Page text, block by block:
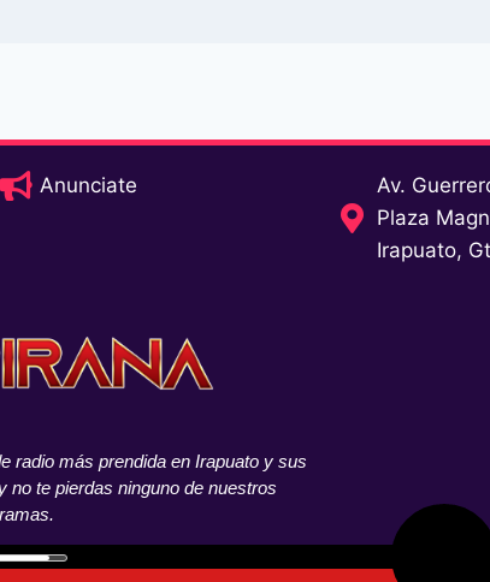
Anunciate
Av.
Plaza
Irapuato,
radio más prendida en Irapuato y sus
no te pierdas ninguno de nuestros